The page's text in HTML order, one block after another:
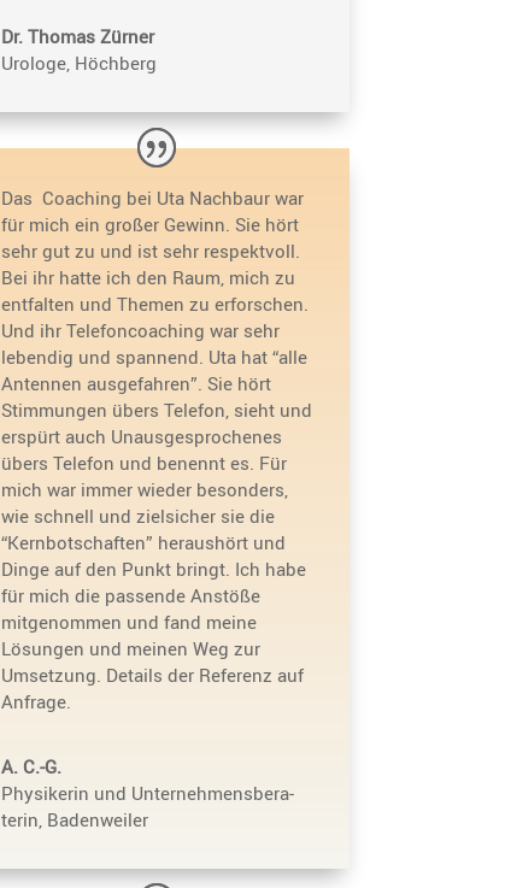
Dr. Thomas Zürner
Urologe, Höchberg
Das Coaching bei Uta Nachbaur war
für mich ein großer Gewinn. Sie hört
sehr gut zu und ist sehr respekt­voll.
Bei ihr hatte ich den Raum, mich zu
entfalten und Themen zu erfor­schen.
Und ihr Telefon­coa­ching war sehr
lebendig und spannend. Uta hat “alle
Antennen ausge­fahren”. Sie hört
Stimmungen übers Telefon, sieht und
erspürt auch Unaus­ge­spro­chenes
übers Telefon und benennt es. Für
mich war immer wieder beson­ders,
wie schnell und zielsi­cher sie die
“Kernbot­schaften” heraus­hört und
Dinge auf den Punkt bringt. Ich habe
für mich die passende Anstöße
mitge­nommen und fand meine
Lösungen und meinen Weg zur
Umset­zung. Details der Referenz auf
Anfrage.
A. C.-G.
Physi­kerin und Unter­neh­mens­be­ra­
terin, Badenweiler